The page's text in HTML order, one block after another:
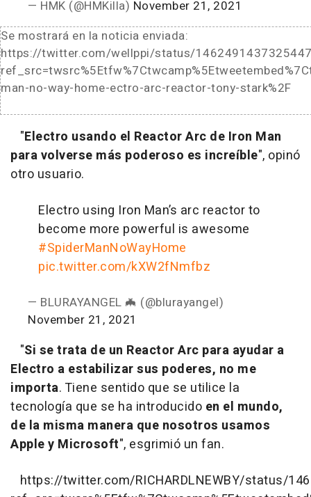
— HMK (@HMKilla) November 21, 2021
Se mostrará en la noticia enviada:
https://twitter.com/wellppi/status/
man-no-way-home-ectro-arc-reactor-tony-stark%2F
"Electro usando el Reactor Arc de Iron Man
para volverse más poderoso es increíble", opinó
otro usuario.
Electro using Iron Man’s arc reactor to
become more powerful is awesome
#SpiderManNoWayHome
pic.twitter.com/kXW2fNmfbz
— BLURAYANGEL 🦇 (@blurayangel)
November 21, 2021
"Si se trata de un Reactor Arc para ayudar a
Electro a estabilizar sus poderes, no me
importa. Tiene sentido que se utilice la
tecnología que se ha introducido en el mundo,
de la misma manera que nosotros usamos
Apple y Microsoft", esgrimió un fan.
https://twitter.com/RICHARDLNEWBY/status/